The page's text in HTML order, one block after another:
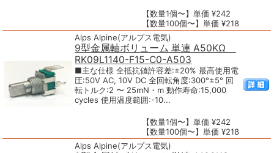
【数量1個〜】単価 ¥242
【数量100個〜】単価 ¥218
Alps Alpine(アルプス電気)
9型金属軸ボリューム 単連 A50KΩ
RK09L1140-F15-C0-A503
■主な仕様 全抵抗値許容差:±20% 最高使用電
圧:50V AC, 10V DC 全回転角度:300°±5° 回
転トルク:2 〜 25mN・m 動作寿命:15,000
cycles 使用温度範囲:-10...
【数量1個〜】単価 ¥242
【数量100個〜】単価 ¥218
Alps Alpine(アルプス電気)